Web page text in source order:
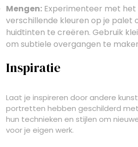
Mengen: Experimenteer met het
verschillende kleuren op je palet
huidtinten te creëren. Gebruik
om subtiele overgangen te
Inspiratie
Laat je inspireren door andere
portretten hebben geschilderd
hun technieken en stijlen om
voor je eigen werk.